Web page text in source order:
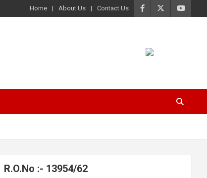
Home About Us Contact Us
R.O.No :- 13954/62